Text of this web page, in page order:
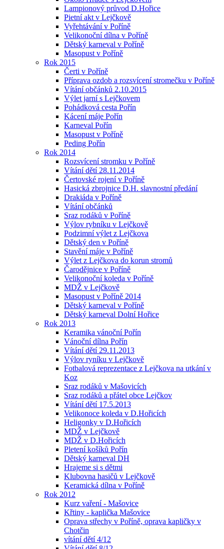
Lampionový průvod D.Hořice
Pietní akt v Lejčkově
Vyřehtávání v Poříně
Velikonoční dílna v Poříně
Dětský karneval v Poříně
Masopust v Poříně
Rok 2015
Čerti v Poříně
Příprava ozdob a rozsvícení stromečku v Poříně
Vítání občánků 2.10.2015
Výlet jarní s Lejčkovem
Pohádková cesta Pořín
Kácení máje Pořín
Karneval Pořín
Masopust v Poříně
Peding Pořín
Rok 2014
Rozsvícení stromku v Poříně
Vítání dětí 28.11.2014
Čertovské rojení v Poříně
Hasická zbrojnice D.H. slavnostní předání
Drakiáda v Poříně
Vítání občánků
Sraz rodáků v Poříně
Výlov rybníku v Lejčkově
Podzimní výlet z Lejčkova
Dětský den v Poříně
Stavění máje v Poříně
Výlet z Lejčkova do korun stromů
Čarodějnice v Poříně
Velikonoční koleda v Poříně
MDŽ v Lejčkově
Masopust v Poříně 2014
Dětský karneval v Poříně
Dětský karneval Dolní Hořice
Rok 2013
Keramika vánoční Pořín
Vánoční dílna Pořín
Vítání dětí 29.11.2013
Výlov ryníku v Lejčkově
Fotbalová reprezentace z Lejčkova na utkání v
Koz
Sraz rodáků v Mašovicích
Sraz rodáků a přátel obce Lejčkov
Vítání dětí 17.5.2013
Velikonoce koleda v D.Hořicích
Heligonky v D.Hořicích
MDŽ v Lejčkově
MDŽ v D.Hořicích
Pletení košíků Pořín
Dětský karneval DH
Hrajeme si s dětmi
Klubovna hasičů v Lejčkově
Keramická dílna v Poříně
Rok 2012
Kurz vaření - Mašovice
Křtiny - kaplička Mašovice
Oprava střechy v Poříně, oprava kapličky v
Chotčin
vítání dětí 4/12